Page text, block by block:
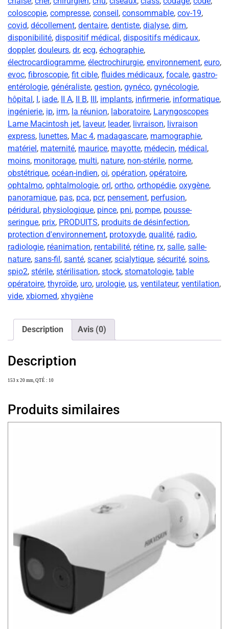
coloscopie, compresse, conseil, consommable, cov-19,
covid, décollement, dentaire, dentiste, dialyse, dim,
disponibilité, dispositif médical, dispositifs médicaux,
doppler, douleurs, dr, ecg, échographie,
électrocardiogramme, électrochirurgie, environnement, euro,
evoc, fibroscopie, fit cible, fluides médicaux, focale, gastro-
entérologie, généraliste, gestion, gynéco, gynécologie,
hôpital, I, iade, II A, II B, III, implants, infirmerie, informatique,
ingénierie, ip, irm, la réunion, laboratoire, Laryngoscopes
Lame Macintosh jet, laveur, leader, livraison, livraison
express, lunettes, Mac 4, madagascare, mamographie,
matériel, maternité, maurice, mayotte, médecin, médical,
moins, monitorage, multi, nature, non-stérile, norme,
obstétrique, océan-indien, oi, opération, opératoire,
ophtalmo, ophtalmologie, orl, ortho, orthopédie, oxygène,
panoramique, pas, pca, pcr, pensement, perfusion,
péridural, physiologique, pince, pni, pompe, pousse-
seringue, prix, PRODUITS, produits de désinfection,
protection d'environnement, protoxyde, qualité, radio,
radiologie, réanimation, rentabilité, rétine, rx, salle, salle-
nature, sans-fil, santé, scaner, scialytique, sécurité, soins,
spio2, stérile, stérilisation, stock, stomatologie, table
opératoire, thyroïde, uro, urologie, us, ventilateur, ventilation,
vide, xbiomed, xhygiène
Description Avis (0)
Description
153 x 20 mm, QTÉ : 10
Produits similaires